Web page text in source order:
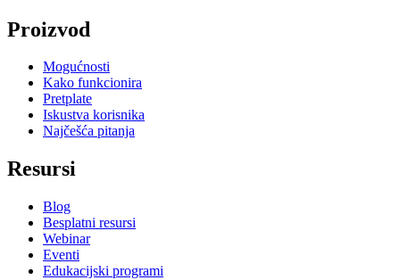
Proizvod
Mogućnosti
Kako funkcionira
Pretplate
Iskustva korisnika
Najčešća pitanja
Resursi
Blog
Besplatni resursi
Webinar
Eventi
Edukacijski programi